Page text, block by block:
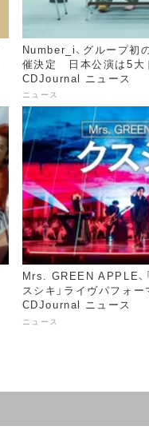
Number_i、グループ初
催決定 日本公演は5大
CDJournal ニュース
ニュース
Mrs. GREEN APPLE、
スシキ」ライヴパフォ
CDJournal ニュース
ニュース